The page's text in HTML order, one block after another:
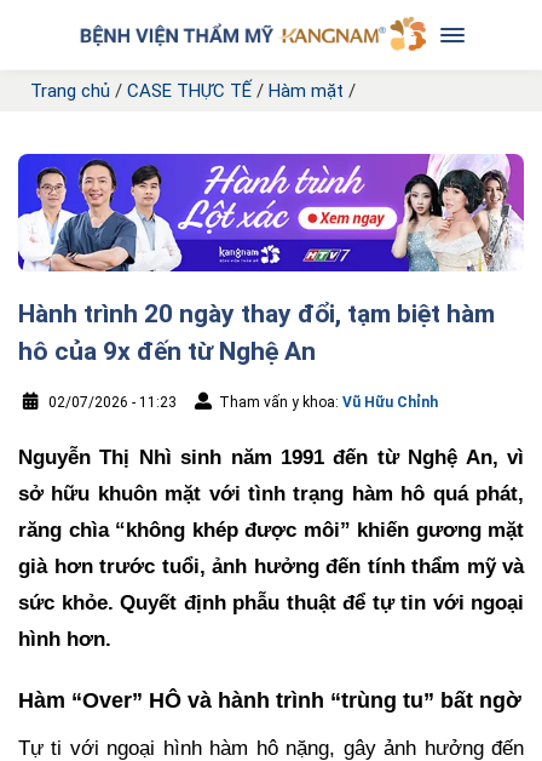
Trang chủ / CASE THỰC TẾ / Hàm mặt /
Hành trình 20 ngày thay đổi, tạm biệt hàm
hô của 9x đến từ Nghệ An
02/07/2026 - 11:23 Tham vấn y khoa: Vũ Hữu Chỉnh
Nguyễn Thị Nhì sinh năm 1991 đến từ Nghệ An, vì
sở hữu khuôn mặt với tình trạng hàm hô quá phát,
răng chìa “không khép được môi” khiến gương mặt
già hơn trước tuổi, ảnh hưởng đến tính thẩm mỹ và
sức khỏe. Quyết định phẫu thuật để tự tin với ngoại
hình hơn.
Hàm “Over” HÔ và hành trình “trùng tu” bất ngờ
Tự ti với ngoại hình hàm hô nặng, gây ảnh hưởng đến